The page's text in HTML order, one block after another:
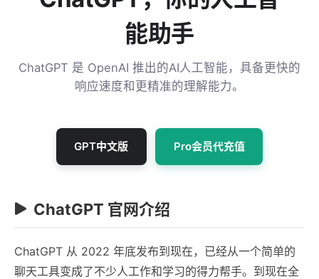
能助手
ChatGPT 是 OpenAI 推出的AI人工智能，具备更快的
响应速度和更精准的理解能力。
GPT中文版 Pro会员代充值
ChatGPT 官网介绍
ChatGPT 从 2022 年底发布到现在，已经从一个简单的
聊天工具变成了不少人工作和学习的得力帮手。到现在全